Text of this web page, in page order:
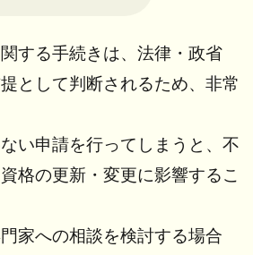
する手続きは、 法律・政省
として判断されるため、非常
い申請を行ってしまうと、 不
格の更新・変更に影響するこ
家への相談を検討する場合